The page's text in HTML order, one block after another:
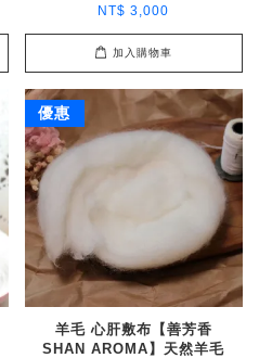
NT$ 3,000
加入購物車
優惠
羊毛 心肝敷布【善芳香
SHAN AROMA】天然羊毛